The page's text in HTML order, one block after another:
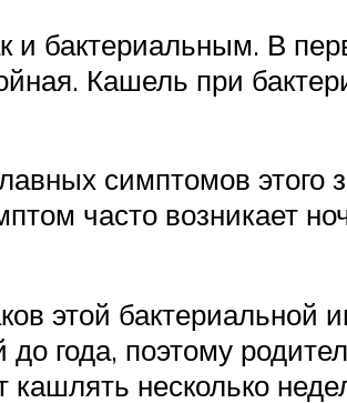
и бактериальным. В
Кашель при
симптомов этого
часто возникает
этой бактериальной
года, поэтому
несколько